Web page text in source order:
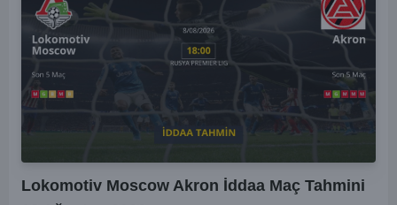
Lokomotiv Moscow Akron İddaa Maç Tahmini